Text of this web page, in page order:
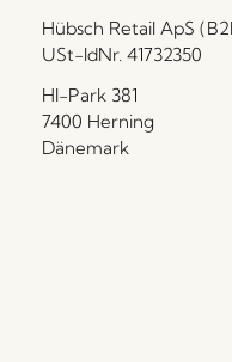
Hübsch Retail ApS
USt-IdNr. 41732350
HI-Park 381
7400 Herning
Dänemark